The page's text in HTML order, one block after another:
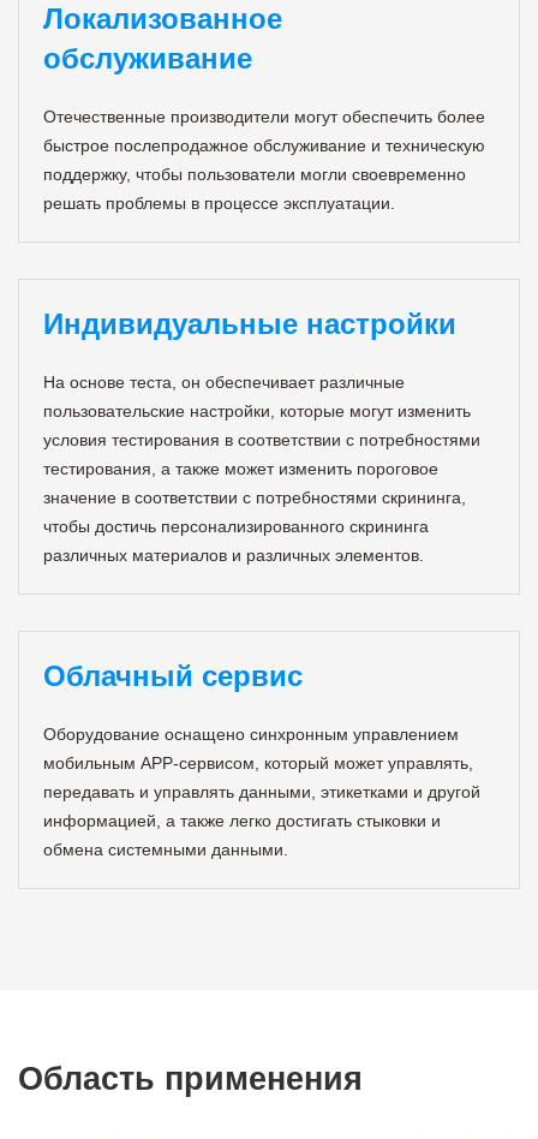
Локализованное
обслуживание
Отечественные производители могут обеспечить более
быстрое послепродажное обслуживание и техническую
поддержку, чтобы пользователи могли своевременно
решать проблемы в процессе эксплуатации.
Индивидуальные настройки
На основе теста, он обеспечивает различные
пользовательские настройки, которые могут изменить
условия тестирования в соответствии с потребностями
тестирования, а также может изменить пороговое
значение в соответствии с потребностями скрининга,
чтобы достичь персонализированного скрининга
различных материалов и различных элементов.
Облачный сервис
Оборудование оснащено синхронным управлением
мобильным APP-сервисом, который может управлять,
передавать и управлять данными, этикетками и другой
информацией, а также легко достигать стыковки и
обмена системными данными.
Область применения